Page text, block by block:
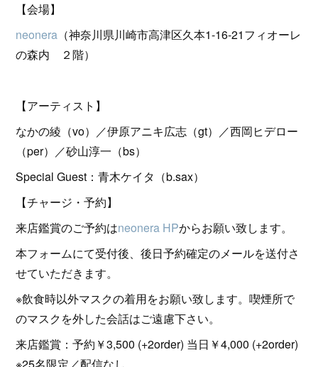
【会場】
neonera （神奈川県川崎市高津区久本1-16-21フィオーレ
の森内 ２階）
【アーティスト】
なかの綾（vo）／伊原アニキ広志（gt）／西岡ヒデロー
（per）／砂山淳一（bs）
Special Guest：青木ケイタ（b.sax）
【チャージ・予約】
来店鑑賞のご予約はneonera HPからお願い致します。
本フォームにて受付後、後日予約確定のメールを送付さ
せていただきます。
※飲食時以外マスクの着用をお願い致します。喫煙所で
のマスクを外した会話はご遠慮下さい。
来店鑑賞：予約￥3,500 (+2order) 当日￥4,000 (+2order)